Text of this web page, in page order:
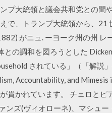
大統領と議会共和党との間
で、トランプ大統領から、
がニュ. ーヨーク州の州 レ
の調和を図ろうとした
されている」（「解説
Accountability, and
貫かれています。 チェロとピ
ズ(ヴィオローネ)、マシュ